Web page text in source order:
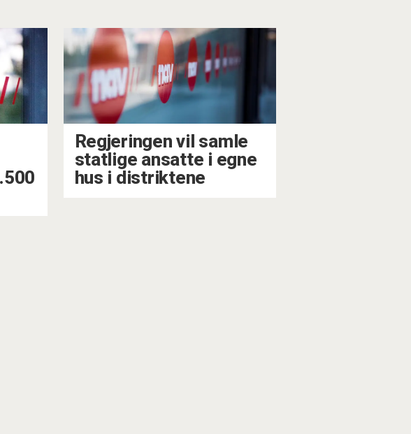
Regjeringen vil samle
statlige ansatte i egne
hus i distriktene